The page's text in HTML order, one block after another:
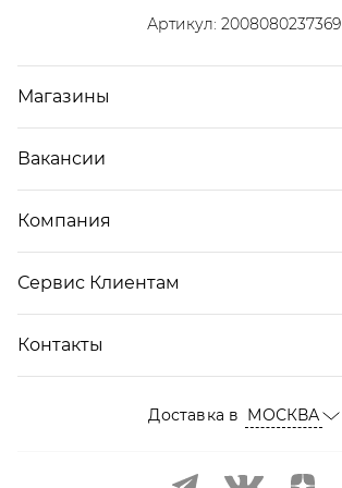
Артикул: 2008080237369
Магазины
Вакансии
Компания
Сервис Клиентам
Контакты
Доставка в МОСКВА